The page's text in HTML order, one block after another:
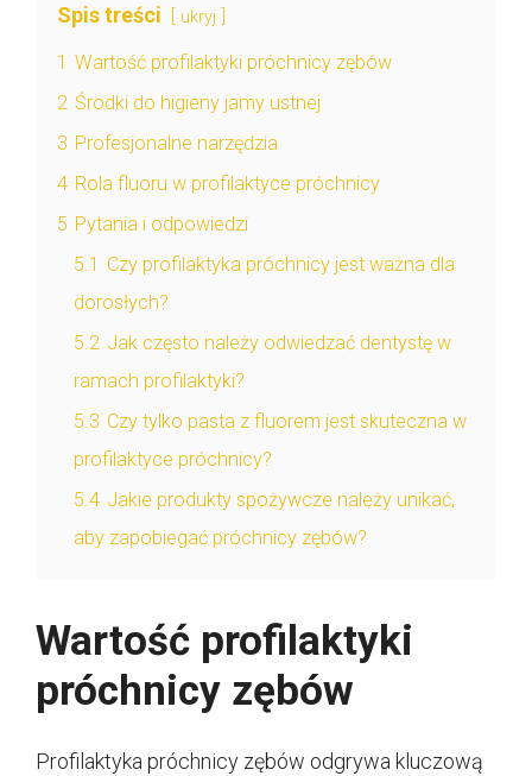
Spis treści ukryj
1 Wartość profilaktyki próchnicy zębów
2 Środki do higieny jamy ustnej
3 Profesjonalne narzędzia
4 Rola fluoru w profilaktyce próchnicy
5 Pytania i odpowiedzi
5.1 Czy profilaktyka próchnicy jest ważna dla
dorosłych?
5.2 Jak często należy odwiedzać dentystę w
ramach profilaktyki?
5.3 Czy tylko pasta z fluorem jest skuteczna w
profilaktyce próchnicy?
5.4 Jakie produkty spożywcze należy unikać,
aby zapobiegać próchnicy zębów?
Wartość profilaktyki
próchnicy zębów
Profilaktyka próchnicy zębów odgrywa kluczową